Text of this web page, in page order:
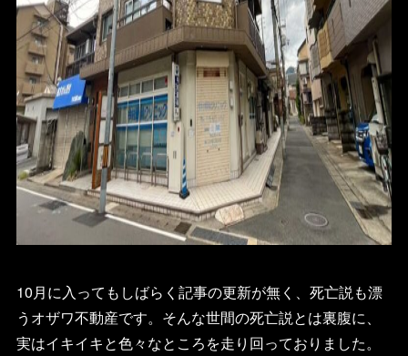
10月に入ってもしばらく記事の更新が無く、死亡説も漂
うオザワ不動産です。そんな世間の死亡説とは裏腹に、
実はイキイキと色々なところを走り回っておりました。